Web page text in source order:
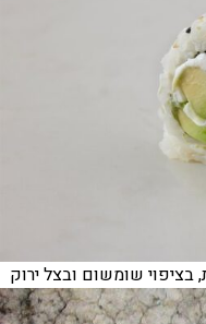
בציפוי שומשום ובצל ירוק